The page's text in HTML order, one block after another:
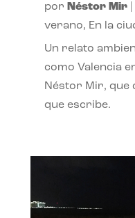
por Néstor Mir|
verano, En la
Un relato
como Valencia
Néstor Mir, que
que escribe.